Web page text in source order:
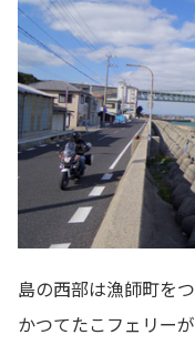
島の西部は漁師町を
かつてたこフェリー